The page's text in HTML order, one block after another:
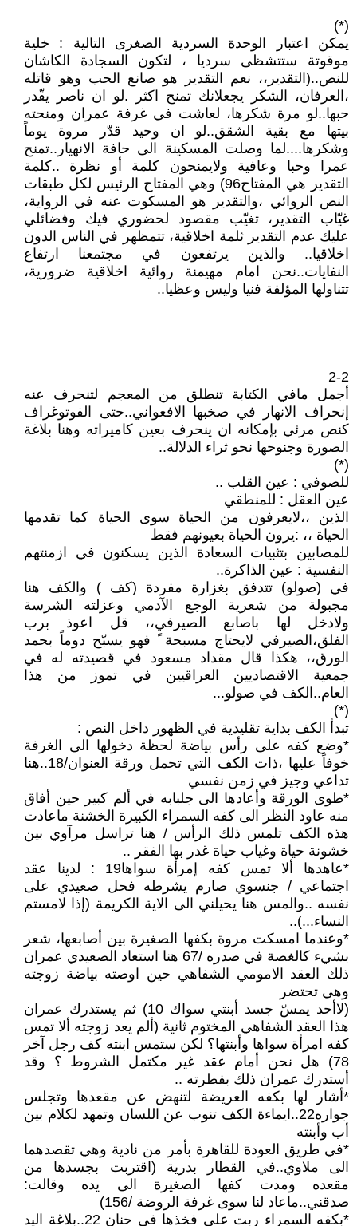
(*)
يمكن اعتبار الوحدة السردية الصغرى التالية : خلية
موقوتة ستتشظى سرديا ، لتكون السجادة الكاشان
للنص..(التقدير،، نعم التقدير هو صانع الحب وهو قاتله
،العرفان، الشكر يجعلانك تمنح اكثر .لو ان ناصر يقّدر
حبها..لو مرة شكرها، لعاشت في غرفة عمران ومنحته
بيتها مع بقية الشقق..لو ان وحيد قدّر مروة يوماً
وشكرها....لما وصلت المسكينة الى حافة الانهيار..تمنح
عمرا وحبا وعافية ولايمنحون كلمة أو نظرة ..كلمة
التقدير هي المفتاح96) وهي المفتاح الرئيس لكل طبقات
النص الروائي ،والتقدير هو المسكوت عنه في الرواية،
غيّاب التقدير، تغيّب مقصود لحضوري فيك وفضائلي
عليك عدم التقدير ثلمة اخلاقية، تتمظهر في الناس الدون
اخلاقيا.. والذين يرتفعون في مجتمعنا ارتفاع
النفايات..نحن امام مهيمنة روائية اخلاقية ضرورية،
تتناولها المؤلفة فنيا وليس وعظيا..
2-2
أجمل مافي الكتابة تنطلق من المعجم لتنحرف عنه
إنحراف الانهار في صخبها الافعواني..حتى الفوتوغراف
كنص مرئي بإمكانه ان ينحرف بعين كاميراته وهنا بلاغة
الصورة وجنوحها نحو ثراء الدلالة..
(*)
للصوفي : عين القلب ..
عين العقل : للمنطقي
الذين ،،لايعرفون من الحياة سوى الحياة كما تقدمها
الحياة ،، :يرون الحياة بعيونهم فقط
للمصابين بتثبيات السعادة الذين يسكنون في ازمنتهم
النفسية : عين الذاكرة..
في (صولو) تتدفق بغزارة مفردة (كف ) والكف هنا
مجبولة من شعرية الوجع الآدمي وعزلته الشرسة
ولادخل لها باصابع الصيرفي،، قل اعوذ برب
الفلق،الصيرفي لايحتاج مسبحة ً فهو يسبّح دوماً بحمد
الورق،، هكذا قال مقداد مسعود في قصيدته له في
جمعية الاقتصاديين العراقيين في تموز من هذا
العام..الكف في صولو...
(*)
تبدأ الكف بداية تقليدية في الظهور داخل النص :
*وضع كفه على رأس بياضة لحظة دخولها الى الغرفة
خوفاً عليها ،ذات الكف التي تحمل ورقة العنوان/18..هنا
تداعي وجيز في زمن نفسي
*طوى الورقة وأعادها الى جلبابه في ألم كبير حين أفاق
منه عاود النظر الى كفه السمراء الكبيرة الخشنة ماعادت
هذه الكف تلمس ذلك الرأس / هنا تراسل مرآوي بين
خشونة حياة وغياب حياة غدر بها الفقر ..
*عاهدها ألا تمس كفه إمرأة سواها19 : لدينا عقد
اجتماعي / جنسوي صارم يشرطه فحل صعيدي على
نفسه ..والمس هنا يحيلني الى الاية الكريمة (إذا لامستم
النساء...)..
*وعندما امسكت مروة بكفها الصغيرة بين أصابعها، شعر
بشيء كالغصة في صدره /67 هنا استعاد الصعيدي عمران
ذلك العقد الامومي الشفاهي حين اوصته بياضة زوجته
وهي تحتضر
(لاأحد يمسّ جسد أبنتي سواك 10) ثم يستدرك عمران
هذا العقد الشفاهي المختوم ثانية (ألم يعد زوجته ألا تمس
كفه امرأة سواها وأبنتها؟ لكن ستمس ابنته كف رجل آخر
78) هل نحن أمام عقد غير مكتمل الشروط ؟ وقد
أستدرك عمران ذلك بفطرته ..
*أشار لها بكفه العريضة لتنهض عن مقعدها وتجلس
جواره22..ايماءة الكف تنوب عن اللسان وتمهد لكلام بين
أب وأبنته
*في طريق العودة للقاهرة بأمر من نادية وهي تقصدهما
الى ملاوي..في القطار بدرية (اقتربت بجسدها من
مقعده ومدت كفها الصغيرة الى يده وقالت:
صدقني..ماعاد لنا سوى غرفة الروضة /156)
*بكفه السمراء ربت على فخذها في حنان 22..بلاغة اليد